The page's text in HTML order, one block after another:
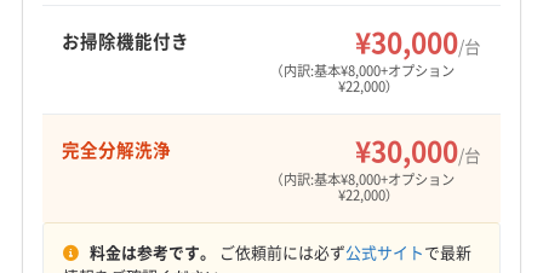
お掃除機能付き ¥30,000/台
（内訳:基本¥8,000+オプション
¥22,000）
完全分解洗浄 ¥30,000/台
（内訳:基本¥8,000+オプション
¥22,000）
料金は参考です。 ご依頼前には必ず公式サイトで最新